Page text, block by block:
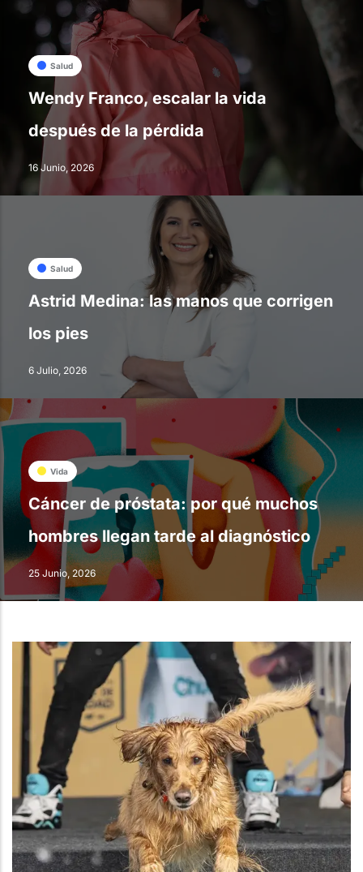
Salud
Wendy Franco, escalar la vida
después de la pérdida
16 Junio, 2026
Salud
Astrid Medina: las manos que corrigen
los pies
6 Julio, 2026
Vida
Cáncer de próstata: por qué muchos
hombres llegan tarde al diagnóstico
25 Junio, 2026